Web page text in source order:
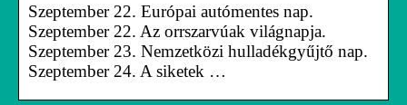
Szeptember 22. Európai autómentes nap.
Szeptember 22. Az orrszarvúak világnapja.
Szeptember 23. Nemzetközi hulladékgyűjtő nap.
Szeptember 24. A siketek …